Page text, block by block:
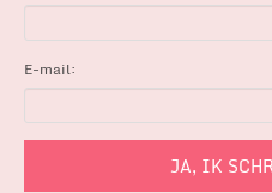
E-mail: